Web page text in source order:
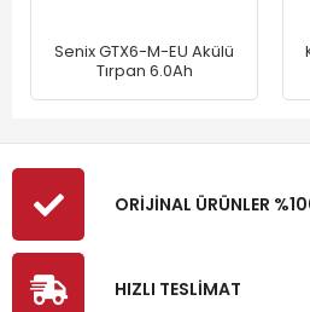
Senix GTX6-M-EU Akülü
Tırpan 6.0Ah
ORİJİNAL ÜRÜNLER
HIZLI TESLİMAT